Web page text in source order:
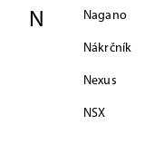
N Nagano
Nákrčník
Nexus
NSX